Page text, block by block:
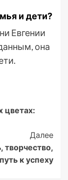
и дети?
Евгении
она
цветах:
Далее
путь к успеху